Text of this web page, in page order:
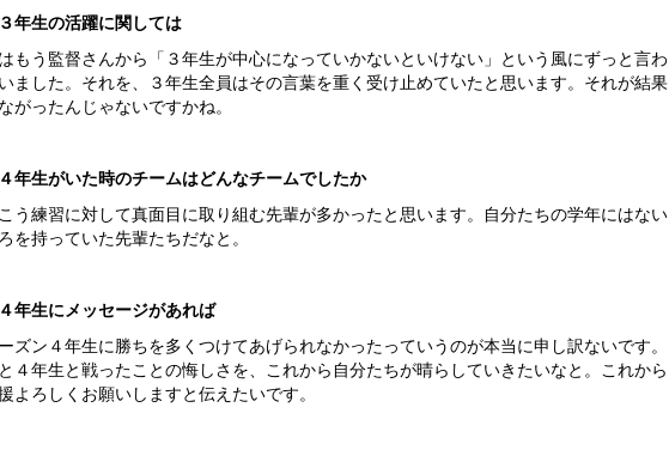
年生の活躍に関しては
もう監督さんから「３年生が中心になっていかないといけない」という風にずっと言わ
ました。それを、３年生全員はその言葉を重く受け止めていたと思います。それが結果
がったんじゃないですかね。
年生がいた時のチームはどんなチームでしたか
う練習に対して真面目に取り組む先輩が多かったと思います。自分たちの学年にはない
を持っていた先輩たちだなと。
年生にメッセージがあれば
ズン４年生に勝ちを多くつけてあげられなかったっていうのが本当に申し訳ないです。
４年生と戦ったことの悔しさを、これから自分たちが晴らしていきたいなと。これから
よろしくお願いしますと伝えたいです。